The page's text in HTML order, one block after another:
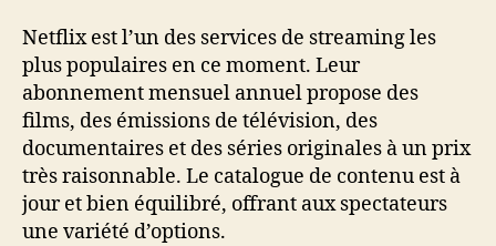
Netflix est l’un des services de streaming les
plus populaires en ce moment. Leur
abonnement mensuel annuel propose des
films, des émissions de télévision, des
documentaires et des séries originales à un prix
très raisonnable. Le catalogue de contenu est à
jour et bien équilibré, offrant aux spectateurs
une variété d’options.